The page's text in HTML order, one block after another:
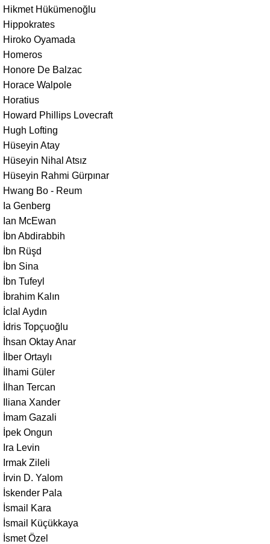
Hikmet Hükümenoğlu
Hippokrates
Hiroko Oyamada
Homeros
Honore De Balzac
Horace Walpole
Horatius
Howard Phillips Lovecraft
Hugh Lofting
Hüseyin Atay
Hüseyin Nihal Atsız
Hüseyin Rahmi Gürpınar
Hwang Bo - Reum
Ia Genberg
Ian McEwan
İbn Abdirabbih
İbn Rüşd
İbn Sina
İbn Tufeyl
İbrahim Kalın
İclal Aydın
İdris Topçuoğlu
İhsan Oktay Anar
İlber Ortaylı
İlhami Güler
İlhan Tercan
Iliana Xander
İmam Gazali
İpek Ongun
Ira Levin
Irmak Zileli
İrvin D. Yalom
İskender Pala
İsmail Kara
İsmail Küçükkaya
İsmet Özel